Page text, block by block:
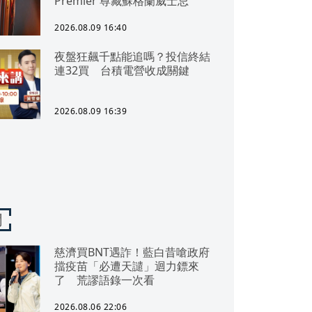
2026.08.09 16:40
夜盤狂飆千點能追嗎？投信終結
連32買 台積電營收成關鍵
2026.08.09 16:39
慈濟買BNT遇詐！藍白昔嗆政府
擋疫苗「必遭天譴」迴力鏢來
了 荒謬語錄一次看
2026.08.06 22:06